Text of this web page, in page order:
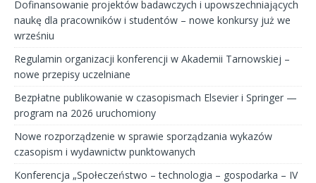
Dofinansowanie projektów badawczych i upowszechniających
naukę dla pracowników i studentów – nowe konkursy już we
wrześniu
Regulamin organizacji konferencji w Akademii Tarnowskiej –
nowe przepisy uczelniane
Bezpłatne publikowanie w czasopismach Elsevier i Springer —
program na 2026 uruchomiony
Nowe rozporządzenie w sprawie sporządzania wykazów
czasopism i wydawnictw punktowanych
Konferencja „Społeczeństwo – technologia – gospodarka – IV